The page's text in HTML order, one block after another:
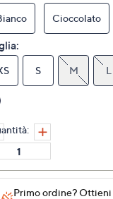
link
alla
pagina.
Cioccolato
S M L
Primo ordine? Ottieni